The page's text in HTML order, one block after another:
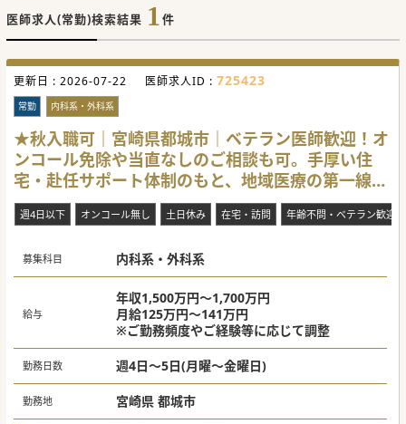
医師求人(常勤)検索結果 1件
更新日 : 2026-07-22 医師求人ID : 725423
常勤 内科系・外科系
★秋入職可｜宮崎県都城市｜ベテラン医師歓迎！オ
ンコール免除や当直なしのご相談も可。手厚い住
宅・赴任サポート体制のもと、地域医療の第一線で
ご活躍いただけます。
週4日以下 オンコール無し 土日休み 在宅・訪問 年齢不問・ベテラン歓迎
募集科目 内科系・外科系
給与
年収1,500万円～1,700万円
月給125万円～141万円
※ご勤務頻度やご経験等に応じて調整
勤務日数 週4日～5日(月曜～金曜日)
勤務地 宮崎県 都城市